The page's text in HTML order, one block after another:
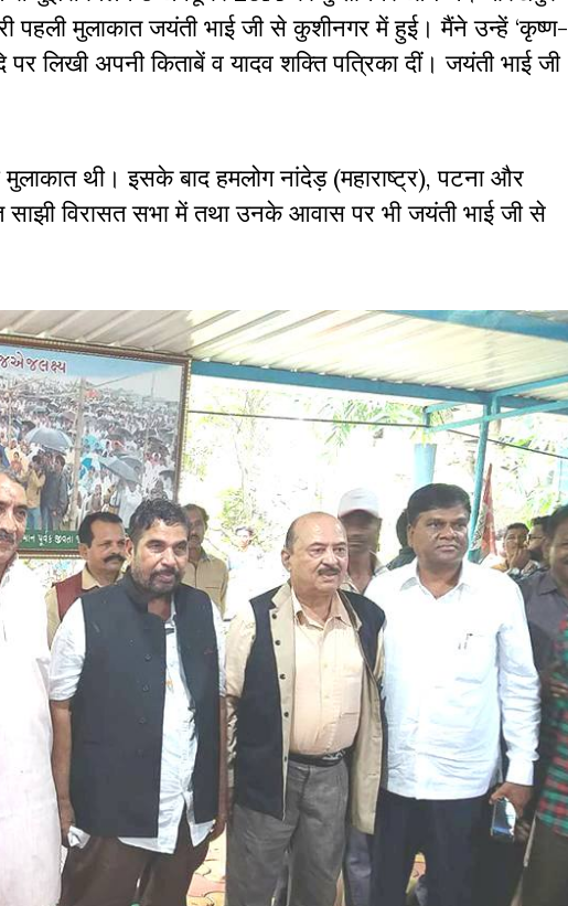
मुलाकात जयंती भाई जी से कुशीनगर में हुई। मैंने उन्हें ‘कृष्ण-
लिखी अपनी किताबें व यादव शक्ति पत्रिका दीं। जयंती भाई जी
थी। इसके बाद हमलोग नांदेड़ (महाराष्ट्र), पटना और
साझी विरासत सभा में तथा उनके आवास पर भी जयंती भाई जी से